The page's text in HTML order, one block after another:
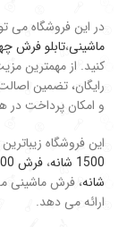
در این فروشگاه می
ماشینی،تابلو فرش
کنید. از مهمترین
و امکان پرداخت در
این فروشگاه
1500 شانه
، فرش 1200 شانه با گل های برجسته
شانه، فرش ماشینی
ارائه می دهد.